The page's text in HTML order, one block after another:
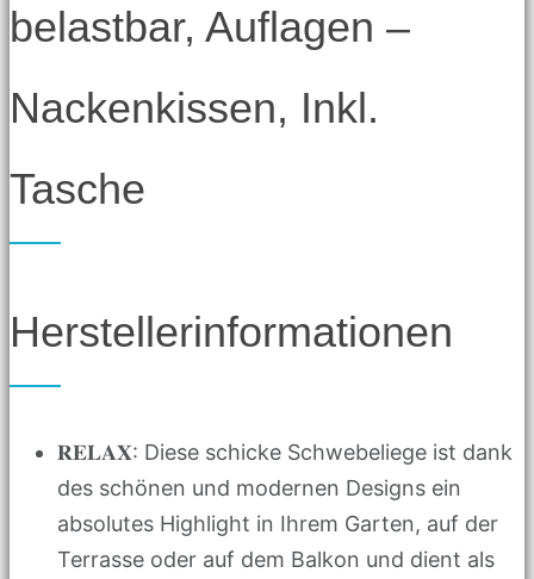
belastbar, Auflagen –
Nackenkissen, Inkl.
Tasche
Herstellerinformationen
𝐑𝐄𝐋𝐀𝐗: Diese schicke Schwebeliege ist dank
des schönen und modernen Designs ein
absolutes Highlight in Ihrem Garten, auf der
Terrasse oder auf dem Balkon und dient als